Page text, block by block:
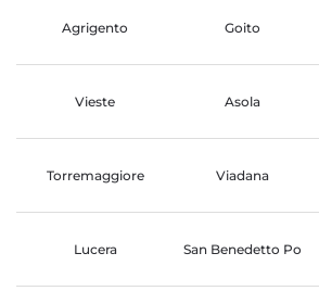
Agrigento Goito
Vieste Asola
Torremaggiore Viadana
Lucera San Benedetto Po